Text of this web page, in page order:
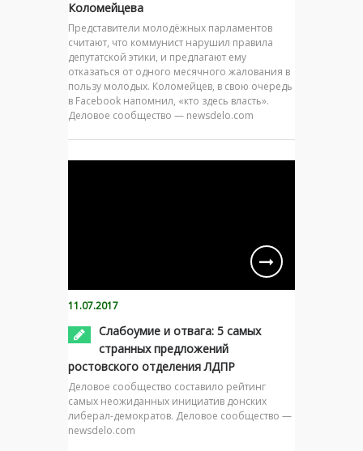
Коломейцева
Представители молодёжных парламентов
считают, что коммунист нарушил правила
депутатской этики, и предлагают ему
отказаться от одного месячного жалования в
пользу молодых. Коломейцев, в свою очередь
в Facebook напомнил, «кто здесь власть».
Деловое сообщество — newsdelo.com
11.07.2017
Слабоумие и отвага: 5 самых
странных предложений
ростовского отделения ЛДПР
Деловое сообщество составило рейтинг
самых неожиданных инициатив донских
либерал-демократов. Деловое сообщество —
newsdelo.com